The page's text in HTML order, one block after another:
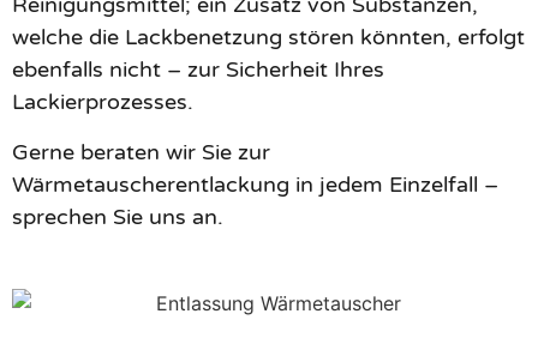
Reinigungsmittel; ein Zusatz von Substanzen,
welche die Lackbenetzung stören könnten, erfolgt
ebenfalls nicht – zur Sicherheit Ihres
Lackierprozesses.
Gerne beraten wir Sie zur
Wärmetauscherentlackung in jedem Einzelfall –
sprechen Sie uns an.